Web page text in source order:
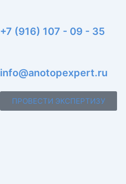
+7 (916) 107 - 09 - 35
info@anotopexpert.ru
ПРОВЕСТИ ЭКСПЕРТИЗУ